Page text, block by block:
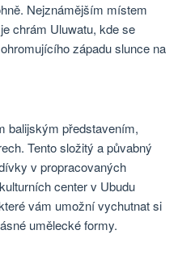
Nejznámějším místem
chrám Uluwatu, kde se
západu slunce na
balijským představením,
Tento složitý a půvabný
v propracovaných
center v Ubudu
vám umožní vychutnat si
umělecké formy.